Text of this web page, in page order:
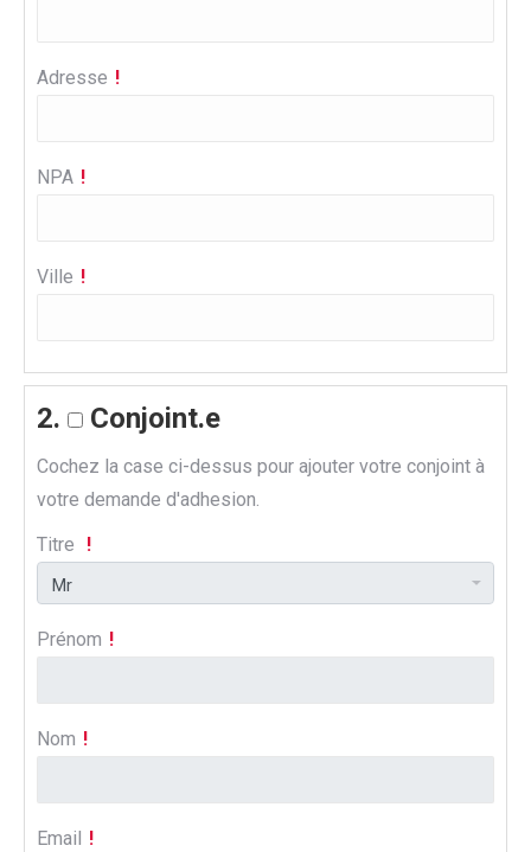
Adresse
NPA
Ville
2. Conjoint.e
Cochez la case ci-dessus pour ajouter votre conjoint à
votre demande d'adhesion.
Titre
Prénom
Nom
Email